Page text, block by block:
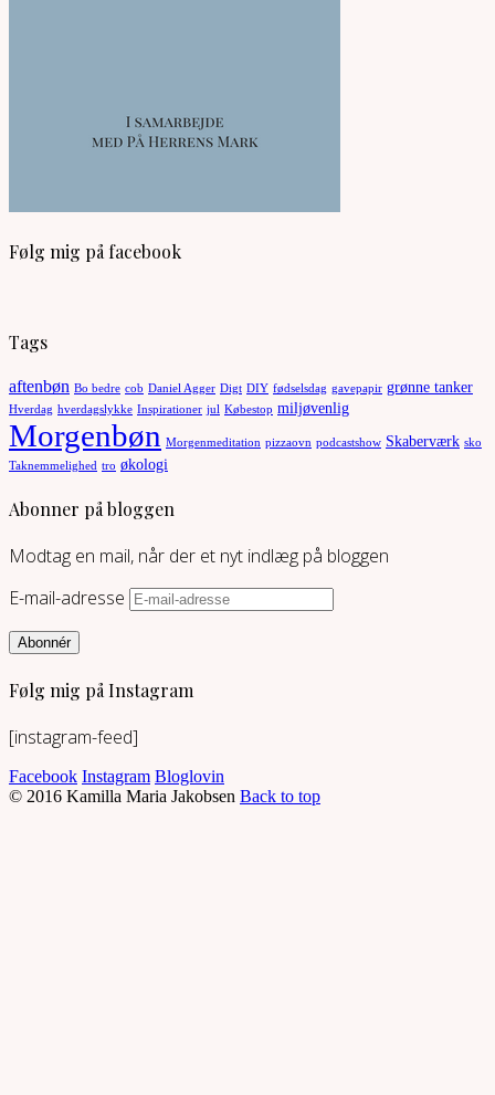
Følg mig på facebook
Tags
aftenbøn Bo bedre cob Daniel Agger Digt DIY fødselsdag gavepapir grønne tanker
Hverdag hverdagslykke Inspirationer jul Købestop miljøvenlig
Morgenbøn Morgenmeditation pizzaovn podcastshow Skaberværk sko
Taknemmelighed tro økologi
Abonner på bloggen
Modtag en mail, når der et nyt indlæg på bloggen
E-mail-adresse
Abonnér
Følg mig på Instagram
[instagram-feed]
Facebook Instagram Bloglovin
© 2016 Kamilla Maria Jakobsen Back to top